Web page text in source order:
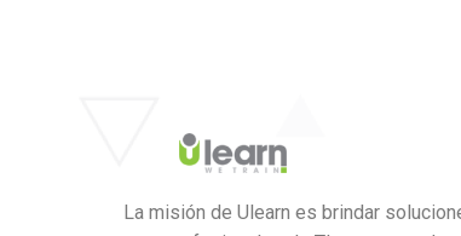
La misión de Ulearn es brindar